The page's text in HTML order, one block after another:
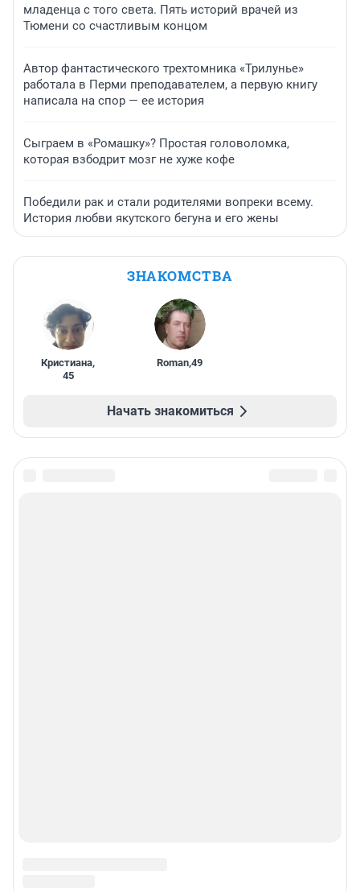
младенца с того света. Пять историй врачей из
Тюмени со счастливым концом
Автор фантастического трехтомника «Трилунье»
работала в Перми преподавателем, а первую книгу
написала на спор — ее история
Сыграем в «Ромашку»? Простая головоломка,
которая взбодрит мозг не хуже кофе
Победили рак и стали родителями вопреки всему.
История любви якутского бегуна и его жены
ЗНАКОМСТВА
Кристиана,
45
Roman,49
Начать знакомиться